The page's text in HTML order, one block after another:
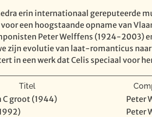
erin internationaal gereputeerde
een hoogstaande opname van
Peter Welffens (1924-2003)
zijn evolutie van laat-romanticus
in een werk dat Celis speciaal voor
Titel
C groot (1944)
Peter
Peter